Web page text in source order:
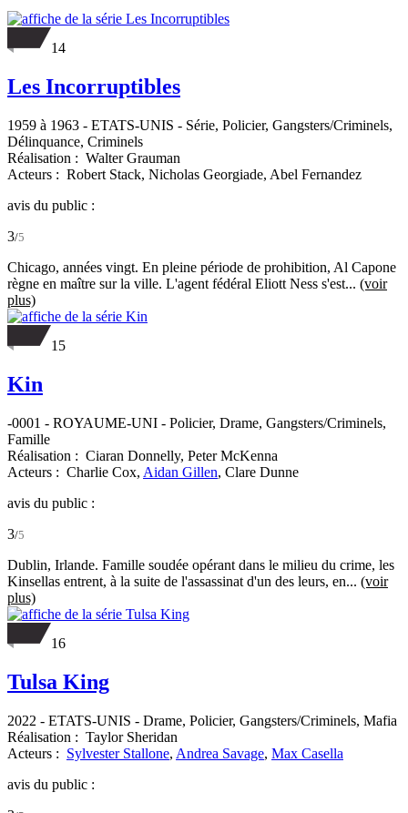
14
Les Incorruptibles
1959 à 1963 - ETATS-UNIS - Série, Policier, Gangsters/Criminels,
Délinquance, Criminels
Réalisation : Walter Grauman
Acteurs : Robert Stack, Nicholas Georgiade, Abel Fernandez
avis du public :
3/5
Chicago, années vingt. En pleine période de prohibition, Al Capone
règne en maître sur la ville. L'agent fédéral Eliott Ness s'est... (voir
plus)
15
Kin
-0001 - ROYAUME-UNI - Policier, Drame, Gangsters/Criminels,
Famille
Réalisation : Ciaran Donnelly, Peter McKenna
Acteurs : Charlie Cox, Aidan Gillen, Clare Dunne
avis du public :
3/5
Dublin, Irlande. Famille soudée opérant dans le milieu du crime, les
Kinsellas entrent, à la suite de l'assassinat d'un des leurs, en... (voir
plus)
16
Tulsa King
2022 - ETATS-UNIS - Drame, Policier, Gangsters/Criminels, Mafia
Réalisation : Taylor Sheridan
Acteurs : Sylvester Stallone, Andrea Savage, Max Casella
avis du public :